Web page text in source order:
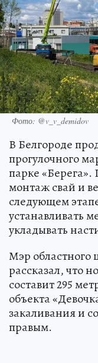
Фото: @v_v_demidov
В Белгороде
прогулочного
парке
монтаж свай и
следующем
устанавливать
укладывать
Мэр областного
рассказал, что
составит 295
объекта
закаливания и
правым.